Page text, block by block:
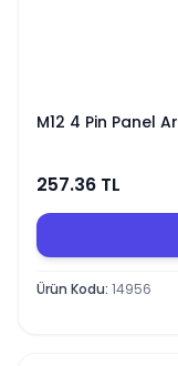
M12 4 Pin Panel
257.36 TL
Ürün Kodu: 14956